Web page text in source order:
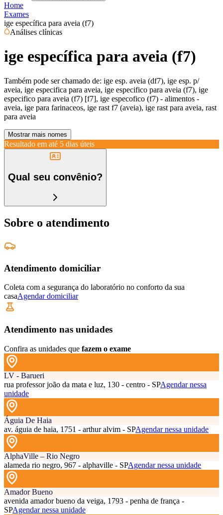
Home
Exames
ige específica para aveia (f7)
Análises clínicas
ige específica para aveia (f7)
Também pode ser chamado de: ige esp. aveia (df7), ige esp. p/
aveia, ige especifica para aveia, ige especifico para aveia (f7), ige
especifico para aveia (f7) [f7], ige especofico (f7) - alimentos -
aveia, ige para farinaceos, ige rast f7 (aveia), ige rast para aveia, rast
para aveia
Mostrar mais nomes
Resultado em até 5 dias úteis
Qual seu convênio?
Sobre o atendimento
Atendimento domiciliar
Coleta com a segurança do laboratório no conforto da sua
casaAgendar domiciliar
Atendimento nas unidades
Confira as unidades que fazem o exame
LV - Barueri
rua professor joão da mata e luz, 130 - centro - SPAgendar nessa
unidade
Águia De Haia
av. águia de haia, 1751 - arthur alvim - SPAgendar nessa unidade
AlphaVille – Rio Negro
alameda rio negro, 967 - alphaville - SPAgendar nessa unidade
Amador Bueno
avenida amador bueno da veiga, 1793 - penha de frança -
SPAgendar nessa unidade